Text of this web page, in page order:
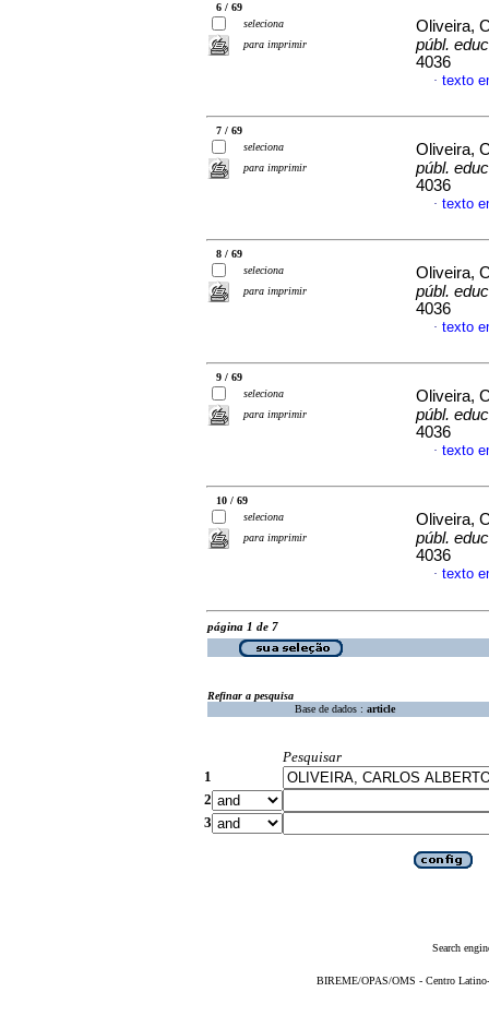
6 / 69
seleciona
para imprimir
Oliveira,
públ.
4036
· texto
7 / 69
seleciona
para imprimir
Oliveira,
públ.
4036
· texto
8 / 69
seleciona
para imprimir
Oliveira,
públ.
4036
· texto
9 / 69
seleciona
para imprimir
Oliveira,
públ.
4036
· texto
10 / 69
seleciona
para imprimir
Oliveira,
públ.
4036
· texto
página 1 de 7
Refinar a pesquisa
Base de dados : article
Pesquisar
1
2
3
Search
BIREME/OPAS/OMS - Centro Latino-